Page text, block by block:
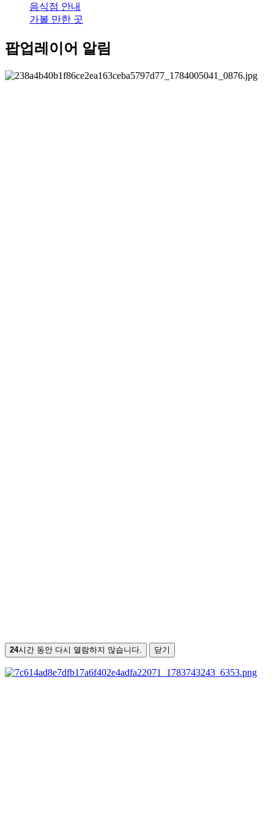
음식점 안내
가볼 만한 곳
팝업레이어 알림
24시간 동안 다시 열람하지 않습니다. 닫기